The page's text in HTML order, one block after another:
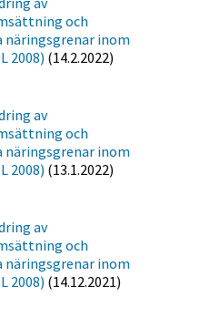
och
inom
2008) (14.2.2022)
av
och
inom
2008) (13.1.2022)
av
och
inom
2008) (14.12.2021)